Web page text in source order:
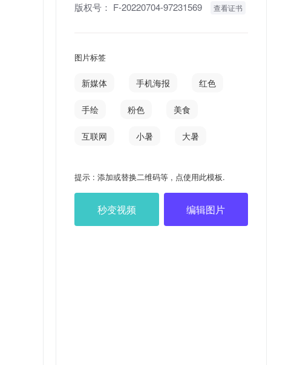
版权号： F-20220704-97231569 查看证书
图片标签
新媒体 手机海报 红色
手绘 粉色 美食
互联网 小暑 大暑
提示 : 添加或替换二维码等 , 点使用此模板.
秒变视频 编辑图片